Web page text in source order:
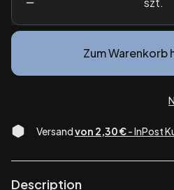
Zum Warenkorb
Versandvon 2,30 €- InPost
Description